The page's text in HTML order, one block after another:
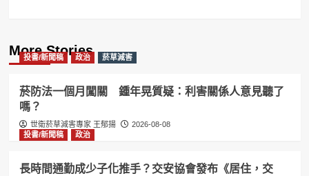
More Stories
投書/新聞稿 政治 菸草減害
菸防法一個月闖關 鍾年晃質疑：利害關係人意見聽了
嗎？
世衛菸草減害專家 王郁揚
2026-08-08
投書/新聞稿
政治
長時間通勤成少子化推手？交安協會發布《居住，交